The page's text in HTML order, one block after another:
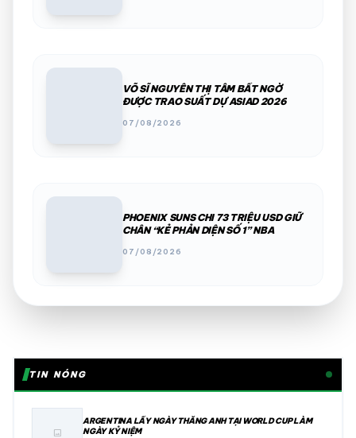
VÕ SĨ NGUYỄN THỊ TÂM BẤT NGỜ
ĐƯỢC TRAO SUẤT DỰ ASIAD 2026
07/08/2026
PHOENIX SUNS CHI 73 TRIỆU USD GIỮ
CHÂN “KẺ PHẢN DIỆN SỐ 1” NBA
07/08/2026
TIN NÓNG
image
ARGENTINA LẤY NGÀY THẮNG ANH TẠI WORLD CUP LÀM
NGÀY KỶ NIỆM